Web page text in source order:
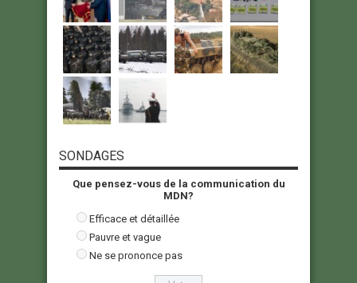
SONDAGES
Que pensez-vous de la communication du
MDN?
Efficace et détaillée
Pauvre et vague
Ne se prononce pas